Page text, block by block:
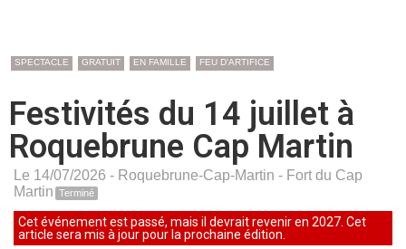
SPECTACLE GRATUIT EN FAMILLE FEU D'ARTIFICE
Festivités du 14 juillet à
Roquebrune Cap Martin
Le 14/07/2026 - Roquebrune-Cap-Martin - Fort du Cap
Martin Terminé
Cet événement est passé, mais il devrait revenir en 2027. Cet
article sera mis à jour pour la prochaine édition.